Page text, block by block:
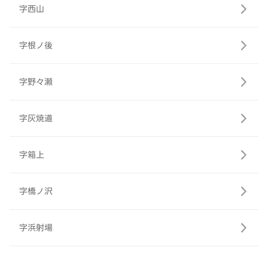
字西山
字根ノ後
字野々瀬
字灰焼道
字箱上
字橋ノ沢
字浜射場